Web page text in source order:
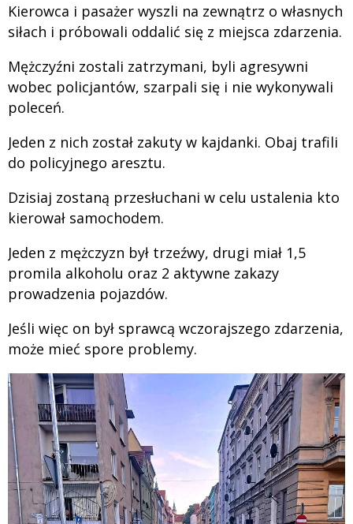
Kierowca i pasażer wyszli na zewnątrz o własnych
siłach i próbowali oddalić się z miejsca zdarzenia.
Mężczyźni zostali zatrzymani, byli agresywni
wobec policjantów, szarpali się i nie wykonywali
poleceń.
Jeden z nich został zakuty w kajdanki. Obaj trafili
do policyjnego aresztu.
Dzisiaj zostaną przesłuchani w celu ustalenia kto
kierował samochodem.
Jeden z mężczyzn był trzeźwy, drugi miał 1,5
promila alkoholu oraz 2 aktywne zakazy
prowadzenia pojazdów.
Jeśli więc on był sprawcą wczorajszego zdarzenia,
może mieć spore problemy.